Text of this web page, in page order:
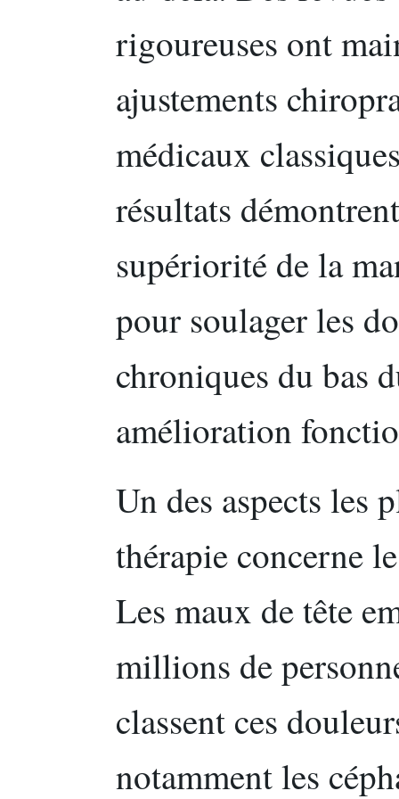
rigoureuses ont
ajustements
médicaux
résultats
supériorité de la
pour soulager les
chroniques du bas
amélioration
Un des aspects les
thérapie concerne
Les maux de tête
millions de
classent ces
notamment les